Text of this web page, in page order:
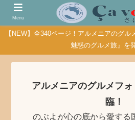
【NEW】全340ページ！アルメニアのグ
魅惑のグルメ旅』を
アルメニアのグルメフ
臨！
のぶよが心の底から愛する
Menu